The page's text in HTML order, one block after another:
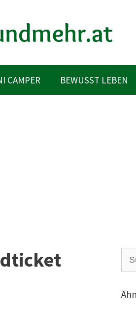
CAMPER BEWUSST LEBEN